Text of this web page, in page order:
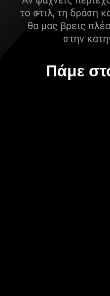
το στιλ, τη δράση
θα μας βρεις
στην
Πάμε